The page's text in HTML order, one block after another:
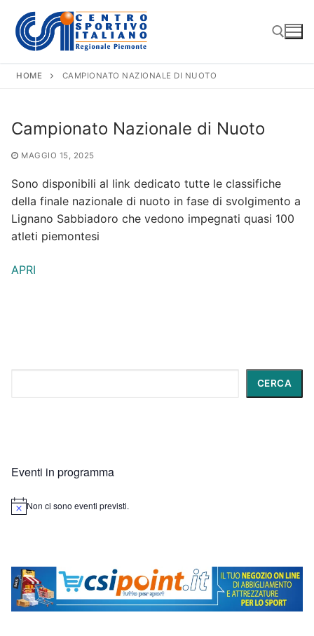
contenuto
HOME CAMPIONATO NAZIONALE DI NUOTO
Campionato Nazionale di Nuoto
MAGGIO 15, 2025
Sono disponibili al link dedicato tutte le classifiche
della finale nazionale di nuoto in fase di svolgimento a
Lignano Sabbiadoro che vedono impegnati quasi 100
atleti piemontesi
APRI
CERCA
Eventi in programma
NoticeNon ci sono eventi previsti.